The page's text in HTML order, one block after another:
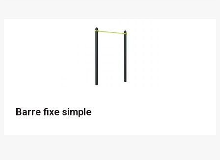
Barre fixe simple